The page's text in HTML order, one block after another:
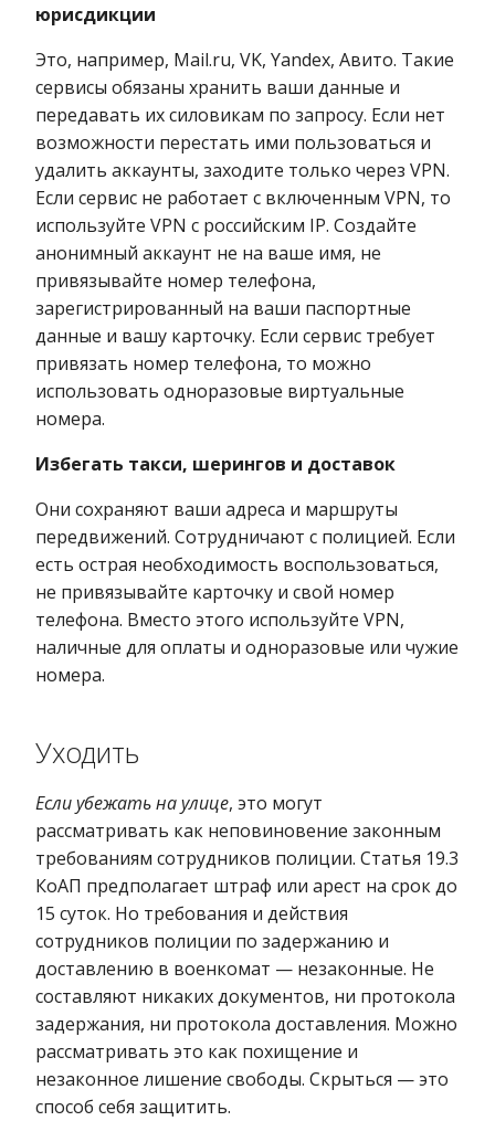
юрисдикции
Это, например, Mail.ru, VK, Yandex, Авито. Такие
сервисы обязаны хранить ваши данные и
передавать их силовикам по запросу. Если нет
возможности перестать ими пользоваться и
удалить аккаунты, заходите только через VPN.
Если сервис не работает с включенным VPN, то
используйте VPN с российским IP. Создайте
анонимный аккаунт не на ваше имя, не
привязывайте номер телефона,
зарегистрированный на ваши паспортные
данные и вашу карточку. Еcли сервис требует
привязать номер телефона, то можно
использовать одноразовые виртуальные
номера.
Избегать такси, шерингов и доставок
Они сохраняют ваши адреса и маршруты
передвижений. Сотрудничают с полицией. Если
есть острая необходимость воспользоваться,
не привязывайте карточку и свой номер
телефона. Вместо этого используйте VPN,
наличные для оплаты и одноразовые или чужие
номера.
Уходить
Если убежать на улице, это могут
рассматривать как неповиновение законным
требованиям сотрудников полиции. Статья 19.3
КоАП предполагает штраф или арест на срок до
15 суток. Но требования и действия
сотрудников полиции по задержанию и
доставлению в военкомат — незаконные. Не
составляют никаких документов, ни протокола
задержания, ни протокола доставления. Можно
рассматривать это как похищение и
незаконное лишение свободы. Скрыться — это
способ себя защитить.